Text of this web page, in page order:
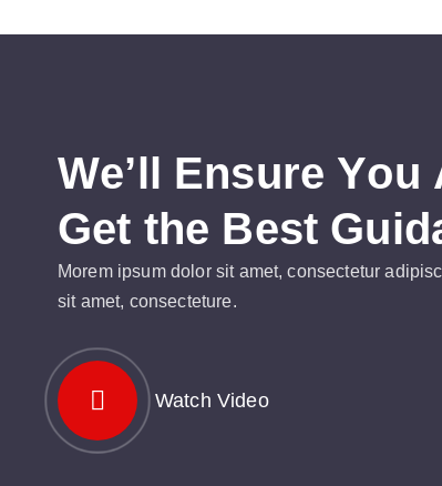
We’ll Ensure You
Get the Best Guid
Morem ipsum dolor sit amet, consectetur
sit amet, consecteture.
Watch Video